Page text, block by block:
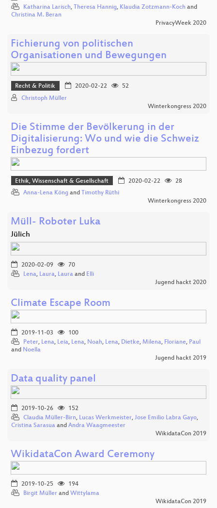
Katharina Larisch, Theresa Hannig, Klaudia Zotzmann-Koch and
Christina M. Beran
PrivacyWeek 2020
Fichierung von politischen
Organisationen und Bewegungen
Recht & Politik 2020-02-22
52
Christoph Müller
Winterkongress 2020
Die Stimme der Bevölkerung in der
Digitalisierung: Wo und wie die Schweiz
Einbezug fordert
Ethik, Wissenschaft & Gesellschaft 2020-02-22
28
Anna-Lena Köng and Timothy Rüthi
Winterkongress 2020
Müll- Roboter Luka
Jülich
2020-02-09
70
Lena, Laura, Laura and Elli
Jugend hackt 2020
Climate Escape Room
2019-11-03
100
Peter, Lena, Leia, Lena, Noah, Lena, Dietke, Milena, Floriane, Paul
and Noella
Jugend hackt 2019
Data quality panel
2019-10-26
152
Claudia Müller-Birn, Lucas Werkmeister, Jose Emilio Labra Gayo,
Cristina Sarasua and Andra Waagmeester
WikidataCon 2019
WikidataCon Award Ceremony
2019-10-25
194
Birgit Müller and Wittylama
WikidataCon 2019